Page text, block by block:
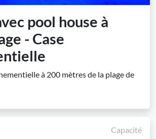
pool house à
- Case
à 200 mètres de la plage de
Capacité